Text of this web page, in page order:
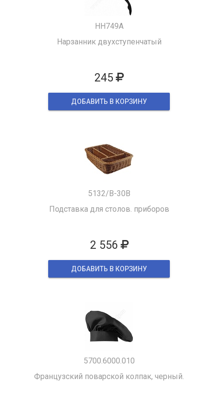
HH749A
Нарзанник двухступенчатый
245
ДОБАВИТЬ В КОРЗИНУ
5132/B-30B
Подставка для столов. приборов
2 556
ДОБАВИТЬ В КОРЗИНУ
5700.6000.010
Французский поварской колпак, черный.